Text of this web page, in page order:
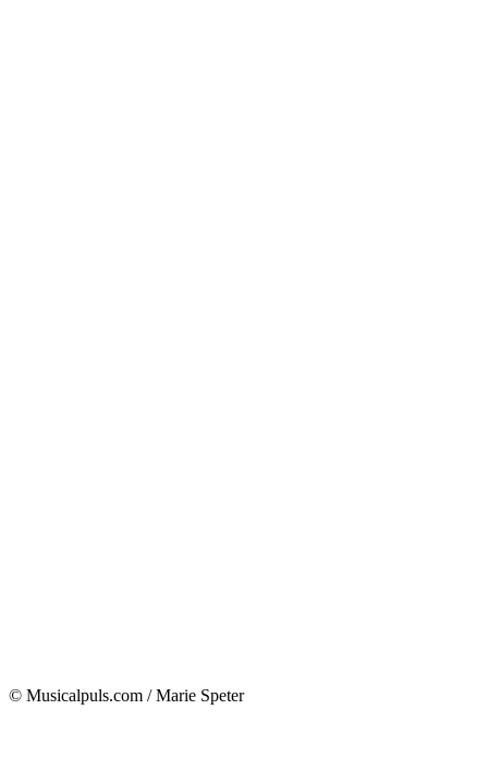
© Musicalpuls.com / Marie Speter